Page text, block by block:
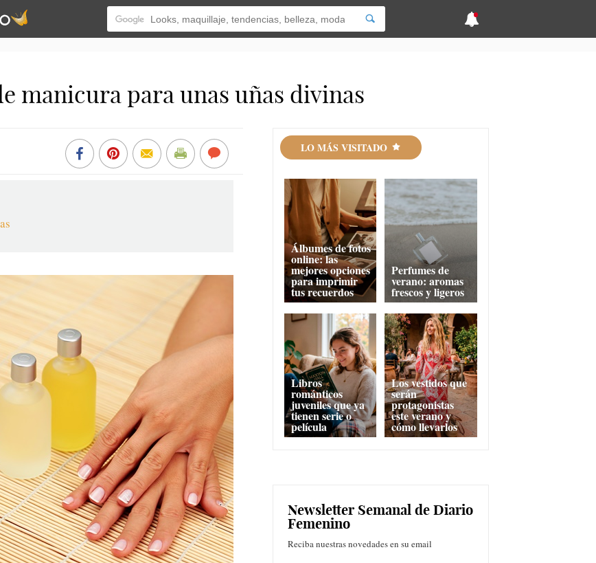
manicura para unas uñas divinas
LO MÁS VISITADO
Álbumes de fotos
online: las
mejores opciones
para imprimir
tus recuerdos
Perfumes de
verano: aromas
frescos y ligeros
Libros
románticos
juveniles que ya
tienen serie o
película
Los vestidos que
serán
protagonistas
este verano y
cómo llevarlos
Newsletter Semanal de Diario
Femenino
Reciba nuestras novedades en su email